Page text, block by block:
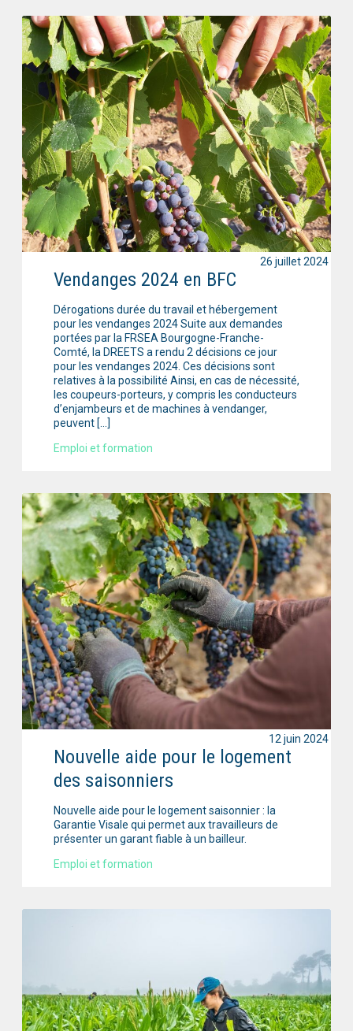
Vendanges 2024 en BFC
Dérogations durée du travail et hébergement
pour les vendanges 2024 Suite aux demandes
portées par la FRSEA Bourgogne-Franche-
Comté, la DREETS a rendu 2 décisions ce jour
pour les vendanges 2024. Ces décisions sont
relatives à la possibilité Ainsi, en cas de nécessité,
les coupeurs-porteurs, y compris les conducteurs
d’enjambeurs et de machines à vendanger,
peuvent […]
Emploi et formation
26 juillet 2024
Nouvelle aide pour le logement
des saisonniers
Nouvelle aide pour le logement saisonnier : la
Garantie Visale qui permet aux travailleurs de
présenter un garant fiable à un bailleur.
Emploi et formation
12 juin 2024